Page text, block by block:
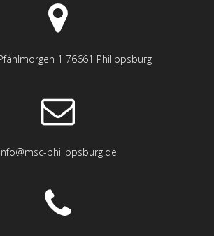
1 76661 Philippsburg
info@msc-philippsburg.de